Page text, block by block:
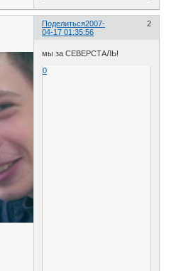
Поделиться 2
2007-
04-17 01:35:56
мы за СЕВЕРСТАЛЬ!
0